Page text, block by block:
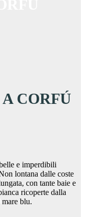
CORFÚ
e imperdibili
lontana dalle coste
con tante baie e
ricoperte dalla
mare blu.